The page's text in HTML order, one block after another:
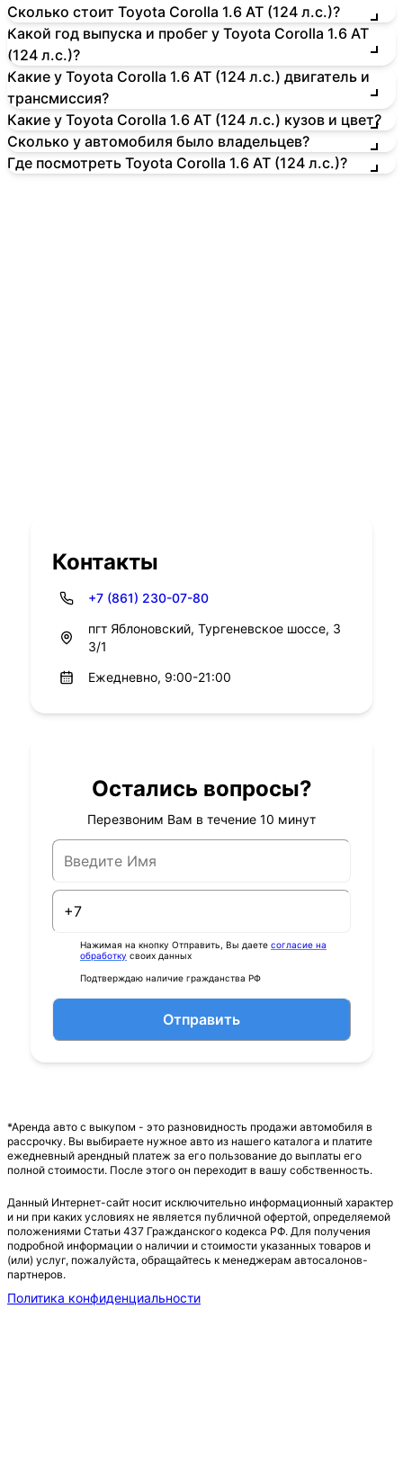
Сколько стоит Toyota Corolla 1.6 AT (124 л.с.)?
Какой год выпуска и пробег у Toyota Corolla 1.6 AT
(124 л.с.)?
Какие у Toyota Corolla 1.6 AT (124 л.с.) двигатель и
трансмиссия?
Какие у Toyota Corolla 1.6 AT (124 л.с.) кузов и цвет?
Сколько у автомобиля было владельцев?
Где посмотреть Toyota Corolla 1.6 AT (124 л.с.)?
Контакты
+7 (861) 230-07-80
пгт Яблоновский, Тургеневское шоссе, 3
3/1
Ежедневно, 9:00-21:00
Остались вопросы?
Перезвоним Вам в течение 10 минут
Нажимая на кнопку Отправить, Вы даете согласие на
обработку своих данных
Подтверждаю наличие гражданства РФ
Отправить
*Аренда авто с выкупом - это разновидность продажи автомобиля в
рассрочку. Вы выбираете нужное авто из нашего каталога и платите
ежедневный арендный платеж за его пользование до выплаты его
полной стоимости. После этого он переходит в вашу собственность.
Данный Интернет-сайт носит исключительно информационный характер
и ни при каких условиях не является публичной офертой, определяемой
положениями Статьи 437 Гражданского кодекса РФ. Для получения
подробной информации о наличии и стоимости указанных товаров и
(или) услуг, пожалуйста, обращайтесь к менеджерам автосалонов-
партнеров.
Политика конфиденциальности